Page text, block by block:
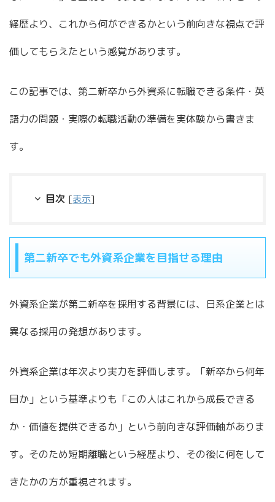
経歴より、これから何ができるかという前向きな視点で評
価してもらえたという感覚があります。
この記事では、第二新卒から外資系に転職できる条件・英
語力の問題・実際の転職活動の準備を実体験から書きま
す。
目次 [表示]
第二新卒でも外資系企業を目指せる理由
外資系企業が第二新卒を採用する背景には、日系企業とは
異なる採用の発想があります。
外資系企業は年次より実力を評価します。「新卒から何年
目か」という基準よりも「この人はこれから成長できる
か・価値を提供できるか」という前向きな評価軸がありま
す。そのため短期離職という経歴より、その後に何をして
きたかの方が重視されます。